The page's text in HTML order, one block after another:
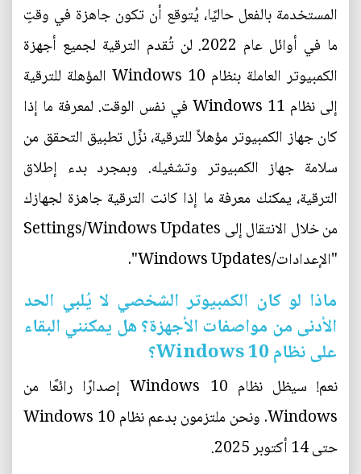
المستخدمة بالفعل حاليًا، يُتوقع أن تكون جاهزة في وقتٍ
ما في أوائل عام 2022. لن تُقدم الترقية لجميع أجهزة
الكمبيوتر العاملة بنظام Windows 10 المؤهلة للترقية
إلى نظام Windows 11 في نفس الوقت. لمعرفة ما إذا
كان جهاز الكمبيوتر مؤهلاً للترقية، نزِّل تطبيق التحقق من
سلامة جهاز الكمبيوتر وتشغيله. وبمجرد بدء إطلاق
الترقية، يمكنك معرفة ما إذا كانت الترقية جاهزة لجهازك
من خلال الانتقال إلى Settings/Windows Updates
"الإعدادات/Windows Updates".
ماذا لو كان الكمبيوتر الشخصي لا يُلبي الحد
الأدنى من مواصفات الأجهزة؟ هل يمكنني البقاء
على نظام Windows 10؟
نعم! سيظل نظام Windows 10 إصدارًا رائعًا من
Windows. ونحن ملتزمون بدعم نظام Windows 10
حتى 14 أكتوبر 2025.